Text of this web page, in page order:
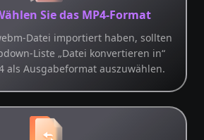
Sie das MP4-Format
Datei importiert haben, sollten
Liste „Datei konvertieren in“
als Ausgabeformat auszuwählen.